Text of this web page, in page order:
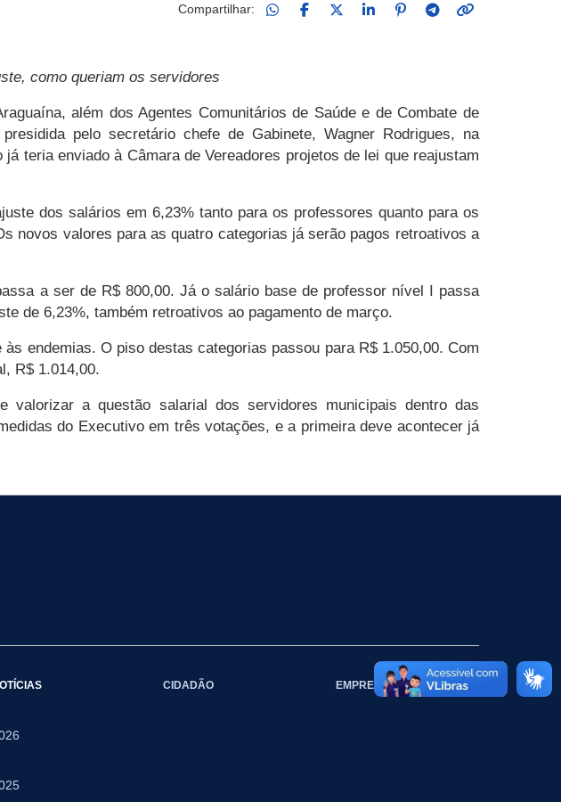
Compartilhar:
como queriam os servidores
além dos Agentes Comunitários de Saúde e de Combate de
pelo secretário chefe de Gabinete, Wagner Rodrigues, na
teria enviado à Câmara de Vereadores projetos de lei que reajustam
dos salários em 6,23% tanto para os professores quanto para os
novos valores para as quatro categorias já serão pagos retroativos a
a ser de R$ 800,00. Já o salário base de professor nível I passa
de 6,23%, também retroativos ao pagamento de março.
endemias. O piso destas categorias passou para R$ 1.050,00. Com
R$ 1.014,00.
a questão salarial dos servidores municipais dentro das
do Executivo em três votações, e a primeira deve acontecer já
CIDADÃO EMPRESAS